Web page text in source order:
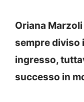
Oriana
sempre diviso
ingresso,
successo in